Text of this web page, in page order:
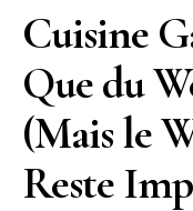
Cuisine
Que du
(Mais le
Reste